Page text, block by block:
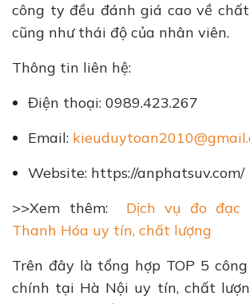
công ty đều đánh giá cao về
cũng như thái độ của nhân viên.
Thông tin liên hệ:
Điện thoại: 0989.423.267
Email:
Website: https://anphatsuv.com/
>>Xem thêm: Dịch vụ đo
Thanh Hóa uy tín, chất lượng
Trên đây là tổng hợp TOP 5
chính tại Hà Nội uy tín, chất